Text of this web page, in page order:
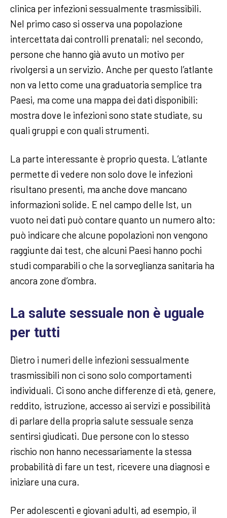
clinica per infezioni sessualmente trasmissibili.
Nel primo caso si osserva una popolazione
intercettata dai controlli prenatali; nel secondo,
persone che hanno già avuto un motivo per
rivolgersi a un servizio. Anche per questo l’atlante
non va letto come una graduatoria semplice tra
Paesi, ma come una mappa dei dati disponibili:
mostra dove le infezioni sono state studiate, su
quali gruppi e con quali strumenti.
La parte interessante è proprio questa. L’atlante
permette di vedere non solo dove le infezioni
risultano presenti, ma anche dove mancano
informazioni solide. E nel campo delle Ist, un
vuoto nei dati può contare quanto un numero alto:
può indicare che alcune popolazioni non vengono
raggiunte dai test, che alcuni Paesi hanno pochi
studi comparabili o che la sorveglianza sanitaria ha
ancora zone d’ombra.
La salute sessuale non è uguale
per tutti
Dietro i numeri delle infezioni sessualmente
trasmissibili non ci sono solo comportamenti
individuali. Ci sono anche differenze di età, genere,
reddito, istruzione, accesso ai servizi e possibilità
di parlare della propria salute sessuale senza
sentirsi giudicati. Due persone con lo stesso
rischio non hanno necessariamente la stessa
probabilità di fare un test, ricevere una diagnosi e
iniziare una cura.
Per adolescenti e giovani adulti, ad esempio, il